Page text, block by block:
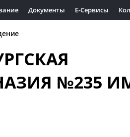
Документы Е-Сервисы
№235